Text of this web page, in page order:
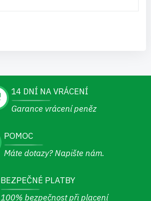
14 DNÍ NA VRÁCENÍ
Garance vrácení peněz
POMOC
Máte dotazy? Napište nám.
BEZPEČNÉ PLATBY
100% bezpečnost při placení